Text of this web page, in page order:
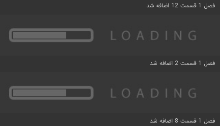
فصل 1 قسمت 12 اضافه شد
فصل 1 قسمت 2 اضافه شد
فصل 1 قسمت 8 اضافه شد